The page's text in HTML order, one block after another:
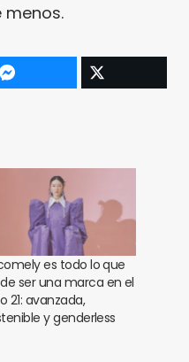
menos.
es todo lo que
ser una marca en el
21: avanzada,
y genderless